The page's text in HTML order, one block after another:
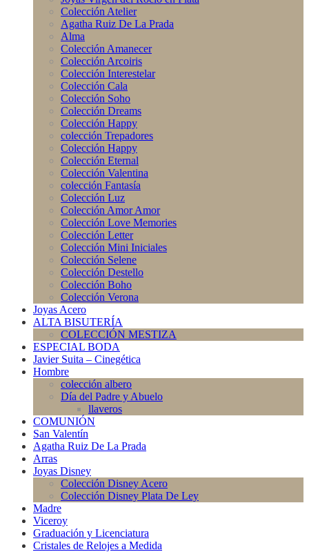
Colección Atelier
Agatha Ruiz De La Prada
Alma
Colección Amanecer
Colección Arcoiris
Colección Interestelar
Colección Cala
Colección Soho
Colección Dreams
Colección Happy
colección Trepadores
Colección Happy
Colección Eternal
Colección Valentina
colección Fantasía
Colección Luz
Colección Amor Amor
Colección Love Memories
Colección Letter
Colección Mini Iniciales
Colección Selene
Colección Destello
Colección Boho
Colección Verona
Joyas Acero
ALTA BISUTERÍA
COLECCIÓN MESTIZA
ESPECIAL BODA
Javier Suita – Cinegética
Hombre
colección albero
Día del Padre y Abuelo
llaveros
COMUNIÓN
San Valentín
Agatha Ruiz De La Prada
Arras
Joyas Disney
Colección Disney Acero
Colección Disney Plata De Ley
Madre
Viceroy
Graduación y Licenciatura
Cristales de Relojes a Medida